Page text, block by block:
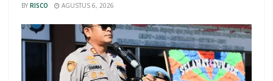
BY RISCO AGUSTUS 6, 2026